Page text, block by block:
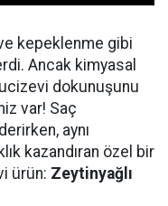
kepeklenme gibi
Ancak kimyasal
dokunuşunu
var! Saç
aynı
kazandıran özel bir
ürün: Zeytinyağlı